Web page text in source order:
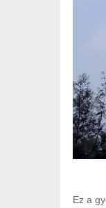
Ez a